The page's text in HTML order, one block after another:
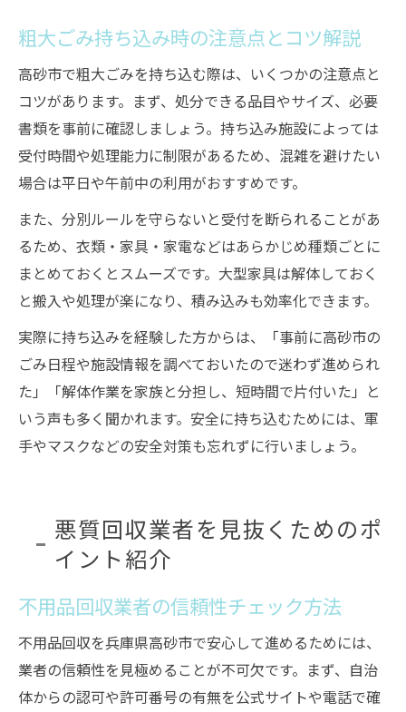
粗大ごみ持ち込み時の注意点とコツ解説
高砂市で粗大ごみを持ち込む際は、いくつかの注意点と
コツがあります。まず、処分できる品目やサイズ、必要
書類を事前に確認しましょう。持ち込み施設によっては
受付時間や処理能力に制限があるため、混雑を避けたい
場合は平日や午前中の利用がおすすめです。
また、分別ルールを守らないと受付を断られることがあ
るため、衣類・家具・家電などはあらかじめ種類ごとに
まとめておくとスムーズです。大型家具は解体しておく
と搬入や処理が楽になり、積み込みも効率化できます。
実際に持ち込みを経験した方からは、「事前に高砂市の
ごみ日程や施設情報を調べておいたので迷わず進められ
た」「解体作業を家族と分担し、短時間で片付いた」と
いう声も多く聞かれます。安全に持ち込むためには、軍
手やマスクなどの安全対策も忘れずに行いましょう。
悪質回収業者を見抜くためのポ
イント紹介
不用品回収業者の信頼性チェック方法
不用品回収を兵庫県高砂市で安心して進めるためには、
業者の信頼性を見極めることが不可欠です。まず、自治
体からの認可や許可番号の有無を公式サイトや電話で確